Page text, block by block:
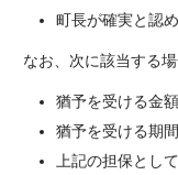
町長が確実と認
なお、次に該当する
猶予を受ける金
猶予を受ける期
上記の担保とし